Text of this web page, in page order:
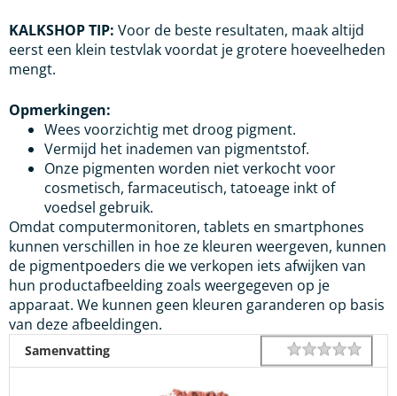
KALKSHOP TIP: Voor de beste resultaten, maak altijd
eerst een klein testvlak voordat je grotere hoeveelheden
mengt.
Opmerkingen:
Wees voorzichtig met droog pigment.
Vermijd het inademen van pigmentstof.
Onze pigmenten worden niet verkocht voor
cosmetisch, farmaceutisch, tatoeage inkt of
voedsel gebruik.
Omdat computermonitoren, tablets en smartphones
kunnen verschillen in hoe ze kleuren weergeven, kunnen
de pigmentpoeders die we verkopen iets afwijken van
hun productafbeelding zoals weergegeven op je
apparaat. We kunnen geen kleuren garanderen op basis
van deze afbeeldingen.
Samenvatting Rating 1 star
2
3
4
5